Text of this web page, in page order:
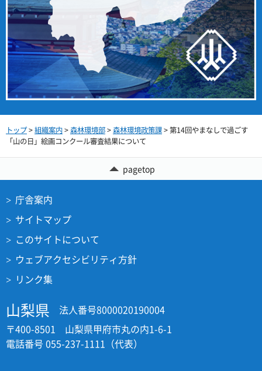
トップ>組織案内>森林環境部>森林環境政策課> 第14回やまなしで過ごす
「山の日」絵画コンクール審査結果について
pagetop
庁舎案内
サイトマップ
このサイトについて
ウェブアクセシビリティ方針
リンク集
山梨県
法人番号8000020190004
〒400-8501 山梨県甲府市丸の内1-6-1
電話番号 055-237-1111（代表）